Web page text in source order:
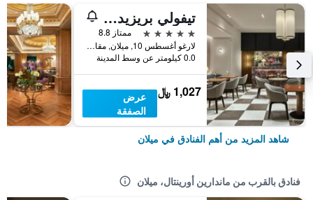
تيفولي بريزيدنت ميلانو هوتل
5 نجوم
ممتاز 8.8
لارغو أغسطس 10, ميلان, مقاطعة ميلانو, إيطاليا
0.0 كيلومتر عن وسط المدينة
1,027 ﷼
عرض
الصفقة
شاهد المزيد من أهم الفنادق في ميلان
فنادق بالقرب من ماندارين أورينتال، ميلان